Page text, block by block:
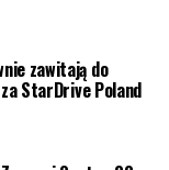
zawitają do
StarDrive Poland